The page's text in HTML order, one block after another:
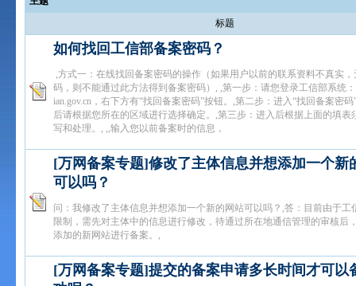
标题
如何找回工信部备案密码？
,方式一：在线找回备案密码的操作（如果用户以前的联系资料不真实
码，则不能通过此方法得到备案密码）, ,第一步：请您登录工信部系统
ian.gov.cn，右下方有“找回备案密码”按钮。,第二步：进入“找回备案密码
后请根据您所在的区域进行选择确定。,第三步：进入后根据上面的填表
写和处理。, ,,输入您以前备案时的信息，
[万网备案专题]修改了主体信息并想添加一个新
可以吗？
问：我修改了主体信息并想添加一个新的网站可以吗？,答：目前由于工
限制，需先对主体中的信息进行修改，待通过所在地通信管理的审核后
添加的新网站进行备案。,
[万网备案专题]提交的备案申请多长时间才可以